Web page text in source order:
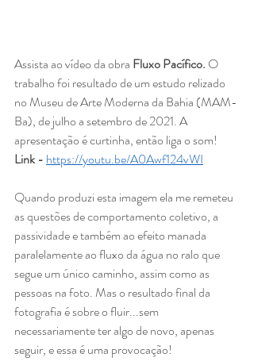
Assista ao vídeo da obra Fluxo Pacífico. O
trabalho foi resultado de um estudo relizado
no Museu de Arte Moderna da Bahia (MAM-
Ba), de julho a setembro de 2021. A
apresentação é curtinha, então liga o som!
Link - https://youtu.be/A0Awf124vWI
Quando produzi esta imagem ela me remeteu
as questões de comportamento coletivo, a
passividade e também ao efeito manada
paralelamente ao fluxo da água no ralo que
segue um único caminho, assim como as
pessoas na foto. Mas o resultado final da
fotografia é sobre o fluir...sem
necessariamente ter algo de novo, apenas
seguir, e essa é uma provocação!